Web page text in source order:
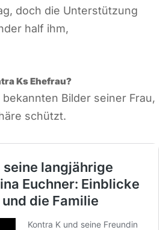
doch die Unterstützung
half ihm,
Ks Ehefrau?
Bilder seiner Frau,
schützt.